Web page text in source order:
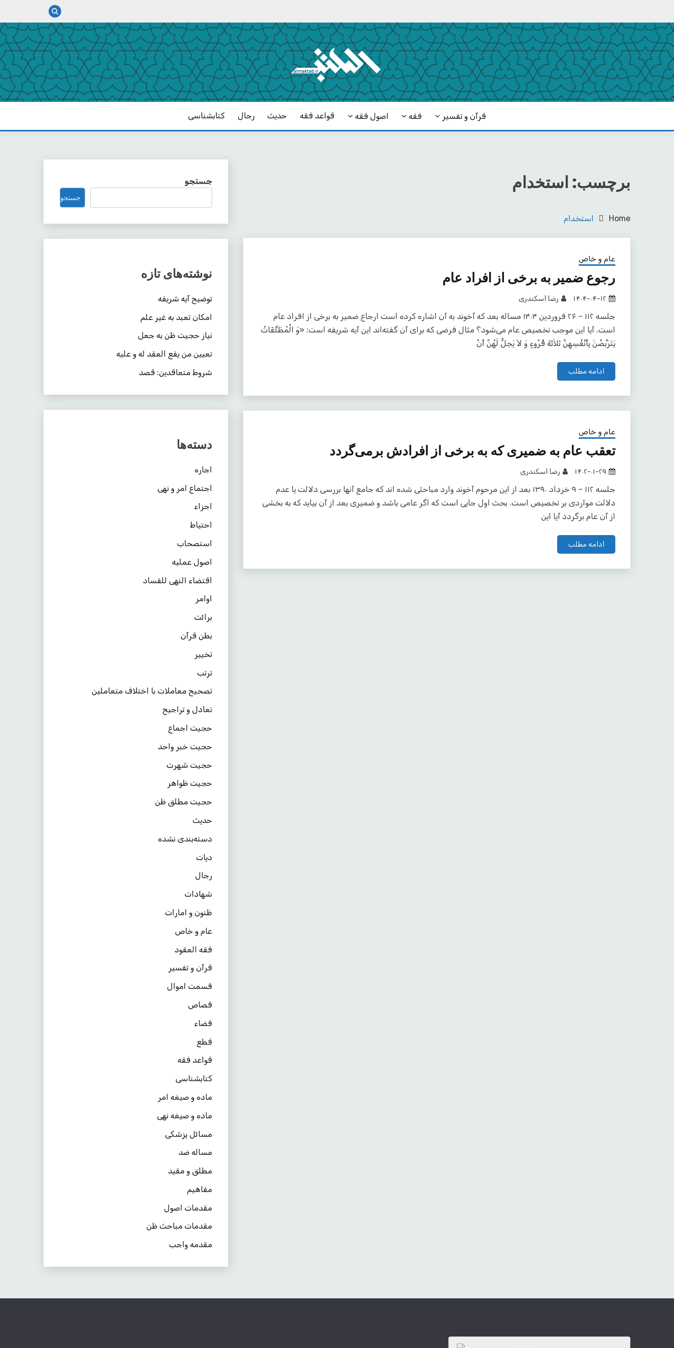
content
مکتب
یادداشت‌های رضا اسکندری
قرآن و تفسیر فقه اصول فقه قواعد فقه حدیث رجال کتابشناسی
برچسب: استخدام
Home استخدام
عام و خاص
رجوع ضمیر به برخی از افراد عام
۱۴۰۴-۰۴-۱۲ رضا اسکندری
جلسه ۱۱۲ – ۲۶ فروردین ۱۴۰۴ مساله بعد که آخوند به آن اشاره کرده است ارجاع ضمیر به برخی از افراد عام
است. آیا این موجب تخصیص عام می‌شود؟ مثال فرضی که برای آن گفته‌اند این آیه شریفه است: «وَ الْمُطَلَّقَاتُ
يَتَرَبَّصْنَ بِأَنْفُسِهِنَّ ثَلاَثَةَ قُرُوءٍ وَ لاَ يَحِلُّ لَهُنَّ أَنْ
ادامه مطلب
عام و خاص
تعقب عام به ضمیری که به برخی از افرادش برمی‌گردد
۱۴۰۲-۰۱-۲۹ رضا اسکندری
جلسه ۱۱۲ – ۹ خرداد ۱۳۹۰ بعد از این مرحوم آخوند وارد مباحثی شده اند که جامع آنها بررسی دلالت یا عدم
دلالت مواردی بر تخصیص است. بحث اول جایی است که اگر عامی باشد و ضمیری بعد از‌ آن بیاید که به بخشی
از آن عام برگردد آیا این
ادامه مطلب
جستجو
جستجو
نوشته‌های تازه
توضیح آیه شریفه
امکان تعبد به غیر علم
نیاز حجیت ظن به جعل
تعیین من یقع العقد له و علیه
شروط متعاقدین: قصد
دسته‌ها
اجاره
اجتماع امر و نهی
اجزاء
احتیاط
استصحاب
اصول عملیه
اقتضاء النهی للفساد
اوامر
برائت
بطن قرآن
تخییر
ترتب
تصحیح معاملات با اختلاف متعاملین
تعادل و تراجیح
حجیت اجماع
حجیت خبر واحد
حجیت شهرت
حجیت ظواهر
حجیت مطلق ظن
حدیث
دسته‌بندی نشده
دیات
رجال
شهادات
ظنون و امارات
عام و خاص
فقه العقود
قرآن و تفسیر
قسمت اموال
قصاص
قضاء
قطع
قواعد فقه
کتابشناسی
ماده و صیغه امر
ماده و صیغه نهی
مسائل پزشکی
مساله ضد
مطلق و مقید
مفاهیم
مقدمات اصول
مقدمات مباحث ظن
مقدمه واجب